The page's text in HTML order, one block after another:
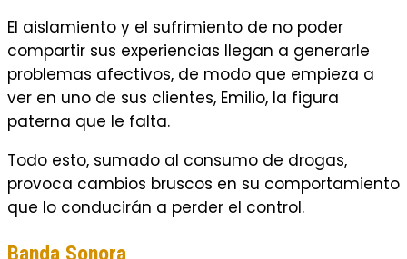
El aislamiento y el sufrimiento de no poder
compartir sus experiencias llegan a generarle
problemas afectivos, de modo que empieza a
ver en uno de sus clientes, Emilio, la figura
paterna que le falta.
Todo esto, sumado al consumo de drogas,
provoca cambios bruscos en su comportamiento
que lo conducirán a perder el control.
Banda Sonora